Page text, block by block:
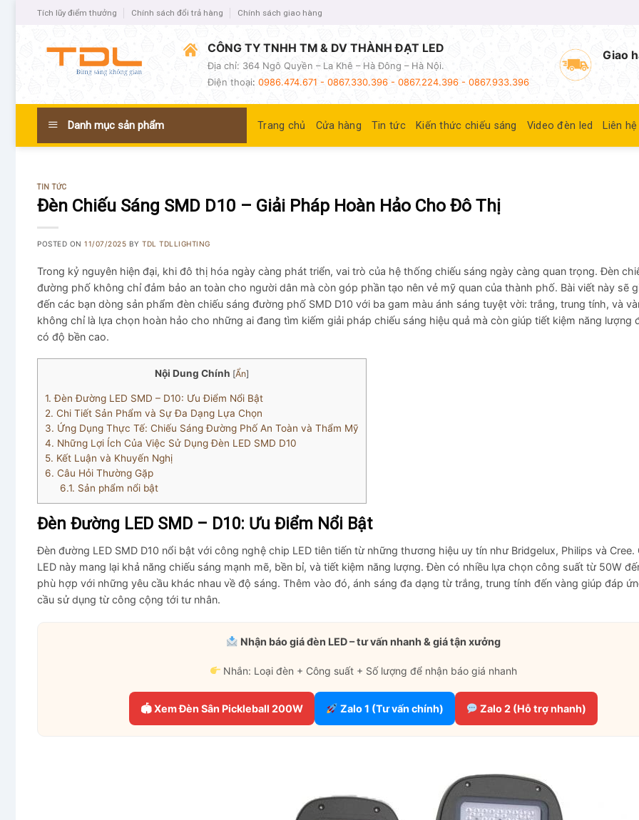
Tích lũy điểm thưởng Chính sách đổi trả hàng Chính sách giao hàng
CÔNG TY TNHH TM & DV THÀNH ĐẠT LED
Địa chỉ: 364 Ngô Quyền – La Khê – Hà Đông – Hà Nội.
Điện thoại: 0986.474.671 - 0867.330.396 - 0867.224.396 - 0867.933.396
Giao
Danh mục sản phẩm Trang chủ Cửa hàng Tin tức Kiến thức chiếu sáng Video đèn led Liên hệ
TIN TỨC
Đèn Chiếu Sáng SMD D10 – Giải Pháp Hoàn Hảo Cho Đô Thị
POSTED ON11/07/2025 BYTDL TDLLIGHTING
Trong kỷ nguyên hiện đại, khi đô thị hóa ngày càng phát triển, vai trò của hệ thống chiếu sáng ngày càng quan trọng. Đèn
đường phố không chỉ đảm bảo an toàn cho người dân mà còn góp phần tạo nên vẻ mỹ quan của thành phố. Bài viết này sẽ
đến các bạn dòng sản phẩm đèn chiếu sáng đường phố SMD D10 với ba gam màu ánh sáng tuyệt vời: trắng, trung tính, và
không chỉ là lựa chọn hoàn hảo cho những ai đang tìm kiếm giải pháp chiếu sáng hiệu quả mà còn giúp tiết kiệm năng lượng
có độ bền cao.
Nội Dung Chính [Ẩn]
1. Đèn Đường LED SMD – D10: Ưu Điểm Nổi Bật
2. Chi Tiết Sản Phẩm và Sự Đa Dạng Lựa Chọn
3. Ứng Dụng Thực Tế: Chiếu Sáng Đường Phố An Toàn và Thẩm Mỹ
4. Những Lợi Ích Của Việc Sử Dụng Đèn LED SMD D10
5. Kết Luận và Khuyến Nghị
6. Câu Hỏi Thường Gặp
6.1. Sản phẩm nổi bật
Đèn Đường LED SMD – D10: Ưu Điểm Nổi Bật
Đèn đường LED SMD D10 nổi bật với công nghệ chip LED tiên tiến từ những thương hiệu uy tín như Bridgelux, Philips và Cree.
LED này mang lại khả năng chiếu sáng mạnh mẽ, bền bỉ, và tiết kiệm năng lượng. Đèn có nhiều lựa chọn công suất từ 50W
phù hợp với những yêu cầu khác nhau về độ sáng. Thêm vào đó, ánh sáng đa dạng từ trắng, trung tính đến vàng giúp đáp
cầu sử dụng từ công cộng tới tư nhân.
Nhận báo giá đèn LED – tư vấn nhanh & giá tận xưởng
Nhắn: Loại đèn + Công suất + Số lượng để nhận báo giá nhanh
🏟 Xem Đèn Sân Pickleball 200W Zalo 1 (Tư vấn chính) Zalo 2 (Hỗ trợ nhanh)